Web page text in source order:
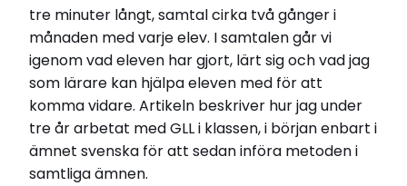
tre minuter långt, samtal cirka två gånger i
månaden med varje elev. I samtalen går vi
igenom vad eleven har gjort, lärt sig och vad jag
som lärare kan hjälpa eleven med för att
komma vidare. Artikeln beskriver hur jag under
tre år arbetat med GLL i klassen, i början enbart i
ämnet svenska för att sedan införa metoden i
samtliga ämnen.